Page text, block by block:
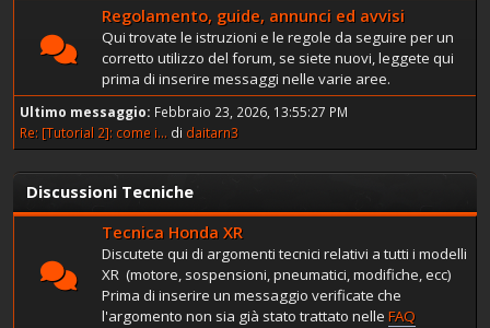
Regolamento, guide, annunci ed avvisi
Qui trovate le istruzioni e le regole da seguire per un
corretto utilizzo del forum, se siete nuovi, leggete qui
prima di inserire messaggi nelle varie aree.
Ultimo messaggio: Febbraio 23, 2026, 13:55:27 PM
Re: [Tutorial 2]: come i... di daitarn3
Discussioni Tecniche
Tecnica Honda XR
Discutete qui di argomenti tecnici relativi a tutti i modelli
XR (motore, sospensioni, pneumatici, modifiche, ecc)
Prima di inserire un messaggio verificate che
l'argomento non sia già stato trattato nelle FAQ